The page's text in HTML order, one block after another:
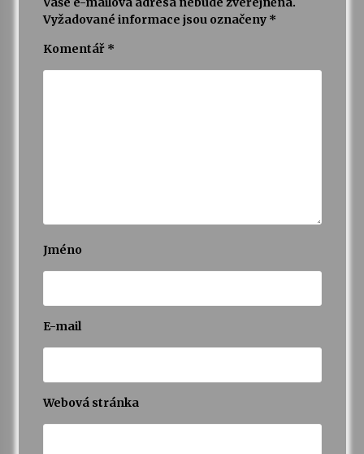
Ozvěny prázdnin
Vyžadované informace jsou označeny *
Komentář *
Jméno
E-mail
Webová stránka